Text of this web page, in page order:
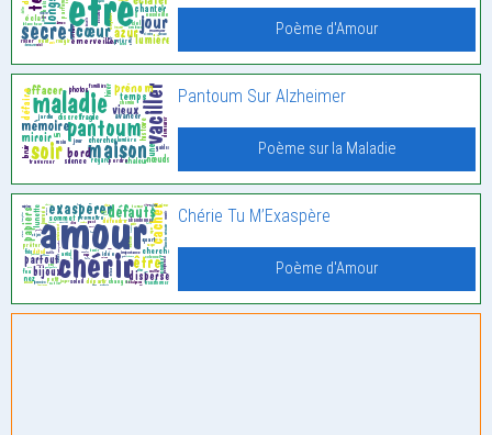
Poème d'Amour
Pantoum Sur Alzheimer
Poème sur la Maladie
Chérie Tu M’Exaspère
Poème d'Amour